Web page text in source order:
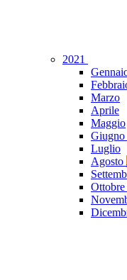
2021
Marzo
Aprile
Maggio
Giugno
Luglio
Agosto
Ottobre